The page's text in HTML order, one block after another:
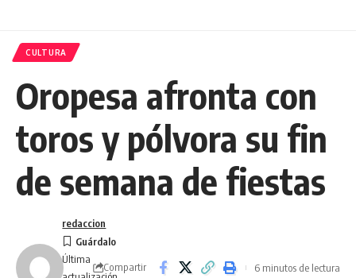
CULTURA
Oropesa afronta con
toros y pólvora su fin
de semana de fiestas
Última
redaccion
Compartir 6 minutos de lectura